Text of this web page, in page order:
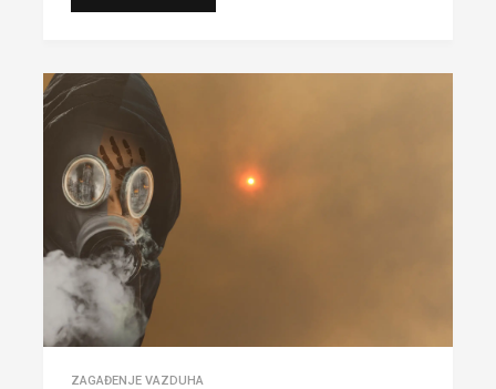
ZAGAĐENJE VAZDUHA